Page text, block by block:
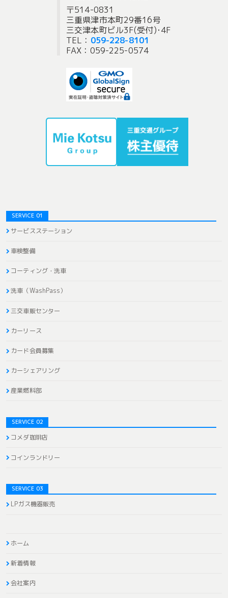
〒514-0831
三重県津市本町29番16号
三交津本町ビル3F(受付)･4F
TEL： 059-228-8101
FAX：059-225-0574
SERVICE 01
サービスステーション
車検整備
コーティング・洗車
洗車（WashPass）
三交車販センター
カーリース
カード会員募集
カーシェアリング
産業燃料部
SERVICE 02
コメダ珈琲店
コインランドリー
SERVICE 03
LPガス機器販売
ホーム
新着情報
会社案内